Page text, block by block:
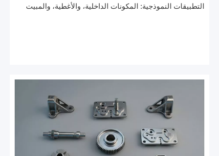
التطبيقات النموذجية: المكونات الداخلية، والأغطية، والمبيت